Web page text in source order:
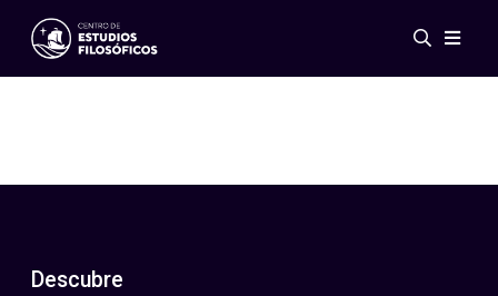
Eventos
ES
EN
Descubre